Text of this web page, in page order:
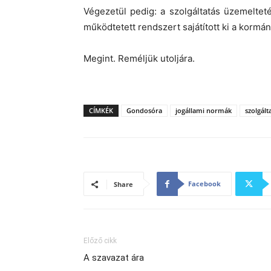
Végezetül pedig: a szolgáltatás
működtetett rendszert sajátított ki a
Megint. Reméljük utoljára.
CÍMKÉK Gondosóra jogállami normák
Share Facebook
Előző cikk
A szavazat ára